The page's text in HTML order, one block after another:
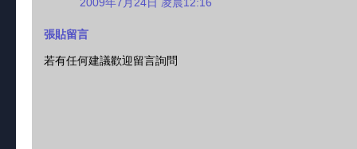
張貼留言
若有任何建議歡迎留言詢問